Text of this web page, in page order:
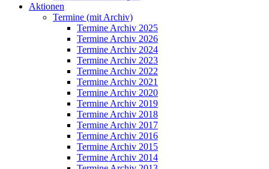
Aktionen
Termine (mit Archiv)
Termine Archiv 2025
Termine Archiv 2026
Termine Archiv 2024
Termine Archiv 2023
Termine Archiv 2022
Termine Archiv 2021
Termine Archiv 2020
Termine Archiv 2019
Termine Archiv 2018
Termine Archiv 2017
Termine Archiv 2016
Termine Archiv 2015
Termine Archiv 2014